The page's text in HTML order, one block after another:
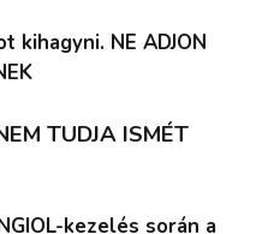
kihagyni. NE ADJON
TUDJA ISMÉT
kezelés során a